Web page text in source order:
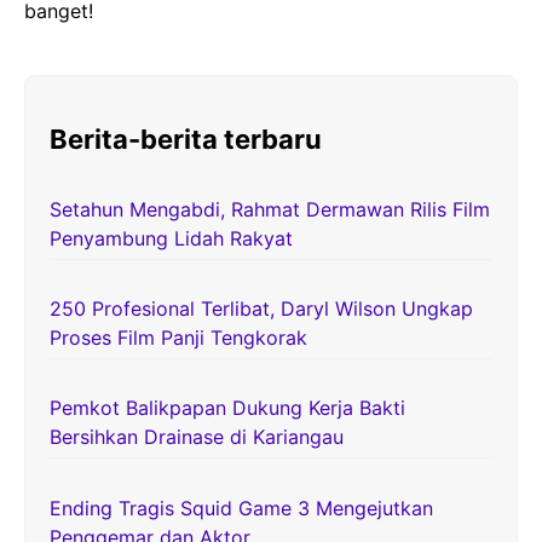
banget!
Berita-berita terbaru
Setahun Mengabdi, Rahmat Dermawan Rilis Film
Penyambung Lidah Rakyat
250 Profesional Terlibat, Daryl Wilson Ungkap
Proses Film Panji Tengkorak
Pemkot Balikpapan Dukung Kerja Bakti
Bersihkan Drainase di Kariangau
Ending Tragis Squid Game 3 Mengejutkan
Penggemar dan Aktor